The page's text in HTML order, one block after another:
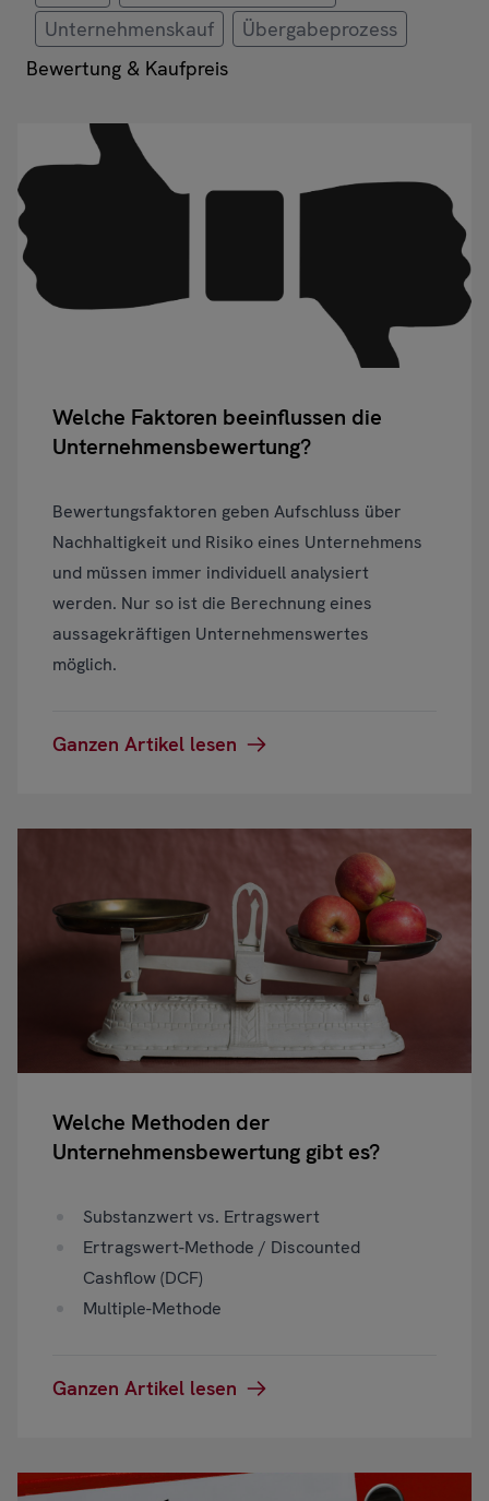
Unternehmenskauf
Übergabeprozess
Bewertung & Kaufpreis
Welche Faktoren beeinflussen die
Unternehmensbewertung?
Bewertungsfaktoren geben Aufschluss über
Nachhaltigkeit und Risiko eines Unternehmens
und müssen immer individuell analysiert
werden. Nur so ist die Berechnung eines
aussagekräftigen Unternehmenswertes
möglich.
Ganzen Artikel lesen
Welche Methoden der
Unternehmensbewertung gibt es?
Substanzwert vs. Ertragswert
Ertragswert-Methode / Discounted
Cashflow (DCF)
Multiple-Methode
Ganzen Artikel lesen